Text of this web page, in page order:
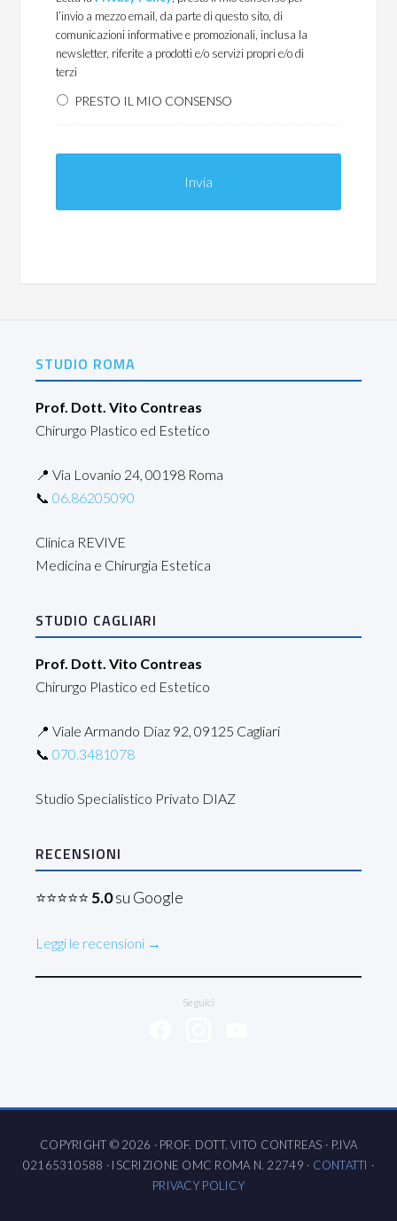
l’invio a mezzo email, da parte di questo sito, di
comunicazioni informative e promozionali, inclusa la
newsletter, riferite a prodotti e/o servizi propri e/o di
terzi
PRESTO IL MIO CONSENSO
STUDIO ROMA
Prof. Dott. Vito Contreas
Chirurgo Plastico ed Estetico
📍 Via Lovanio 24, 00198 Roma
📞 06.86205090
Clinica REVIVE
Medicina e Chirurgia Estetica
STUDIO CAGLIARI
Prof. Dott. Vito Contreas
Chirurgo Plastico ed Estetico
📍 Viale Armando Diaz 92, 09125 Cagliari
📞 070.3481078
Studio Specialistico Privato DIAZ
RECENSIONI
⭐⭐⭐⭐⭐ 5.0su Google
Leggi le recensioni →
Seguici
COPYRIGHT © 2026 · PROF. DOTT. VITO CONTREAS · P.IVA
02165310588 · ISCRIZIONE OMC ROMA N. 22749 · CONTATTI ·
PRIVACY POLICY